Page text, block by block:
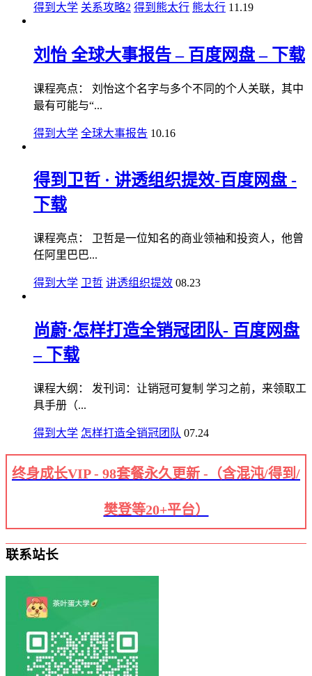
得到大学 关系攻略2 得到熊太行 熊太行 11.19
刘怡 全球大事报告 – 百度网盘 – 下载
课程亮点： 刘怡这个名字与多个不同的个人关联，其中
最有可能与“...
得到大学 全球大事报告 10.16
得到卫哲 · 讲透组织提效-百度网盘 -
下载
课程亮点： 卫哲是一位知名的商业领袖和投资人，他曾
任阿里巴巴...
得到大学 卫哲 讲透组织提效 08.23
尚蔚·怎样打造全销冠团队- 百度网盘
– 下载
课程大纲： 发刊词：让销冠可复制 学习之前，来领取工
具手册（...
得到大学 怎样打造全销冠团队 07.24
终身成长VIP - 98套餐永久更新 -（含混沌/得到/
樊登等20+平台）
联系站长